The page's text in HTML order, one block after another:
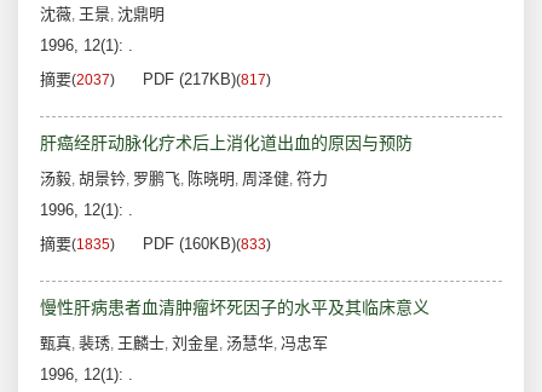
沈薇, 王景, 沈鼎明
1996, 12(1): .
摘要(2037) PDF (217KB)(817)
肝癌经肝动脉化疗术后上消化道出血的原因与预防
汤毅, 胡景钤, 罗鹏飞, 陈晓明 , 周泽健, 符力
1996, 12(1): .
摘要(1835) PDF (160KB)(833)
慢性肝病患者血清肿瘤坏死因子的水平及其临床意义
甄真, 裴琇, 王麟士, 刘金星, 汤慧华, 冯忠军
1996, 12(1): .